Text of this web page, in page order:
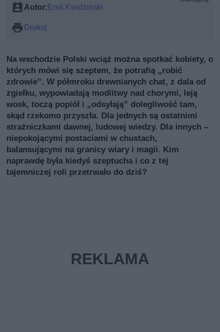
Autor: Emil Kwidziński
Drukuj
Na wschodzie Polski wciąż można spotkać kobiety, o
których mówi się szeptem, że potrafią „robić
zdrowie”. W półmroku drewnianych chat, z dala od
zgiełku, wypowiadają modlitwy nad chorymi, leją
wosk, toczą popiół i „odsyłają” dolegliwość tam,
skąd rzekomo przyszła. Dla jednych są ostatnimi
strażniczkami dawnej, ludowej wiedzy. Dla innych –
niepokojącymi postaciami w chustach,
balansującymi na granicy wiary i magii. Kim
naprawdę była kiedyś szeptucha i co z tej
tajemniczej roli przetrwało do dziś?